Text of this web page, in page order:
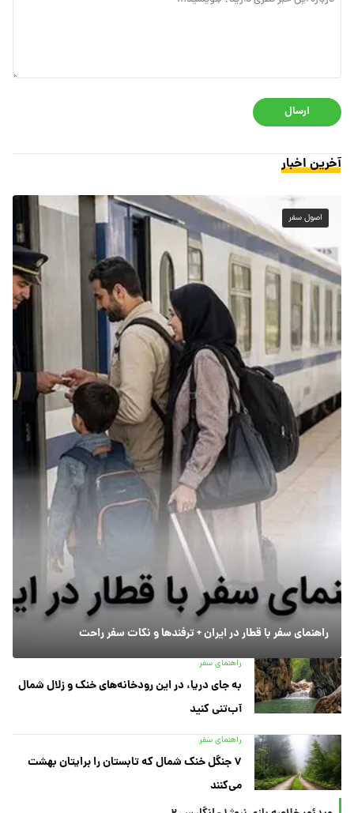
ارسال
آخرین اخبار
اصول سفر
راهنمای سفر با قطار در ایران + ترفندها و نکات سفر راحت
راهنمای سفر
به جای دریا، در این رودخانه‌های خنک و زلال شمال
آب‌تنی کنید
راهنمای سفر
۷ جنگل خنک شمال که تابستان را برایتان بهشت
می‌کنند